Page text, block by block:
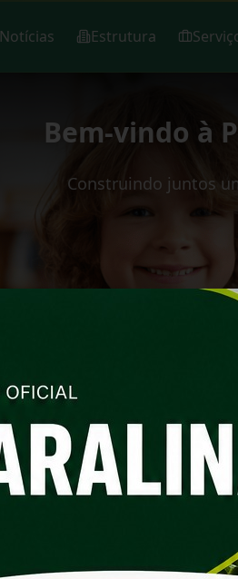
Notícias Estrutura
Bem-vindo à
Construindo juntos